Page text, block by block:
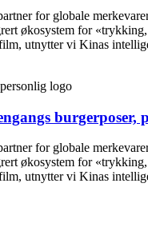
for globale
økosystem for
utnytter vi Kinas
burgerposer,
for globale
økosystem for
utnytter vi Kinas